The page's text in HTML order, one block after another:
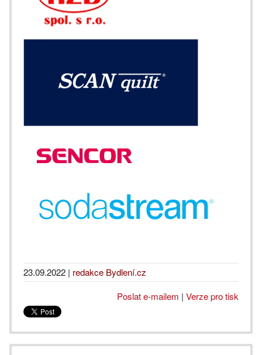
23.09.2022 | redakce Bydlení.cz
Poslat e-mailem | Verze pro tisk